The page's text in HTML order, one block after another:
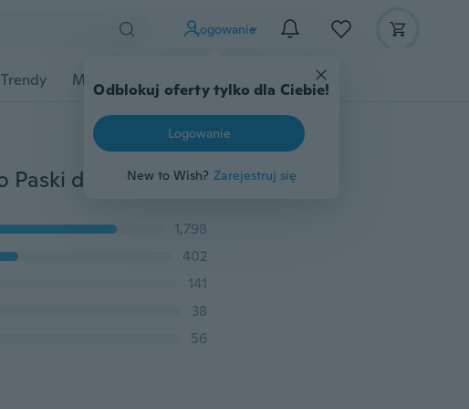
Logowanie
Odblokuj oferty tylko dla Ciebie!
Logowanie
New to Wish? Zarejestruj się
Trendy Moda Przybory dziecięce Więcej
Najlepsze mody Paski bezpłatne Cinto Feminino Paski do dzianiny Elastyczny pasek Męski płótno Pin Klamra Pasek damski dla miłośników
1,798
402
141
38
56